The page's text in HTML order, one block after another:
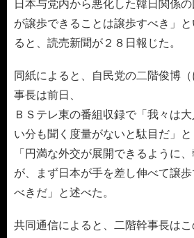
日本与党内から悪化した韓日関係
が譲歩できることは譲歩すべき」
ると、読売新聞が２８日報じた。
同紙によると、自民党の二階俊博
事長は前日、
ＢＳテレ東の番組収録で「我々は
い分も聞く度量がないと駄目だ」と
「円満な外交が展開できるように
が、まず日本が手を差し伸べて譲
べきだ」と述べた。
共同通信によると、二階幹事長は